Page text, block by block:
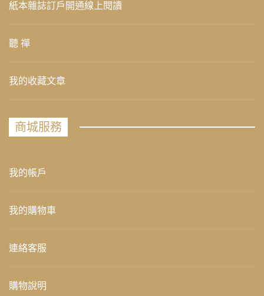
紙本雜誌訂戶開通線上閱讀
聽 禪
我的收藏文章
商城服務
我的帳戶
我的購物車
連絡客服
購物說明